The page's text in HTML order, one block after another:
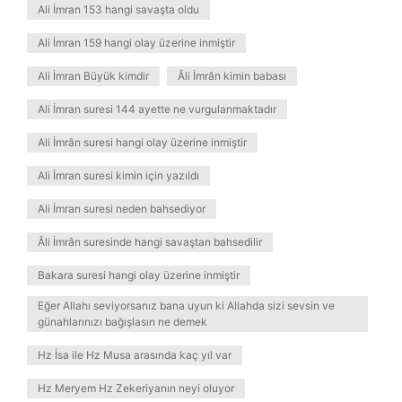
Ali İmran 153 hangi savaşta oldu
Ali İmran 159 hangi olay üzerine inmiştir
Ali İmran Büyük kimdir Âli İmrân kimin babası
Ali İmran suresi 144 ayette ne vurgulanmaktadır
Ali İmrân suresi hangi olay üzerine inmiştir
Ali İmran suresi kimin için yazıldı
Ali İmran suresi neden bahsediyor
Âli İmrân suresinde hangi savaştan bahsedilir
Bakara suresi hangi olay üzerine inmiştir
Eğer Allahı seviyorsanız bana uyun ki Allahda sizi sevsin ve
günahlarınızı bağışlasın ne demek
Hz İsa ile Hz Musa arasında kaç yıl var
Hz Meryem Hz Zekeriyanın neyi oluyor